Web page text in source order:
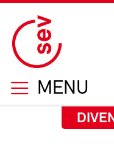
MENU